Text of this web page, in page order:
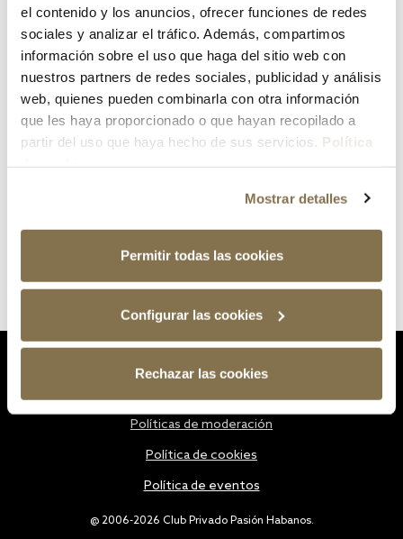
el contenido y los anuncios, ofrecer funciones de redes
sociales y analizar el tráfico. Además, compartimos
información sobre el uso que haga del sitio web con
nuestros partners de redes sociales, publicidad y análisis
web, quienes pueden combinarla con otra información
que les haya proporcionado o que hayan recopilado a
partir del uso que haya hecho de sus servicios. Política
Mostrar detalles
Permitir todas las cookies
Configurar las cookies
Rechazar las cookies
¿Has olvidado tu contraseña?
@ 2006-2026 Club Privado Pasión Habanos.
Políticas de moderación
Política de cookies
Política de eventos